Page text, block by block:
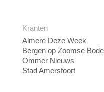
Kranten
Almere Deze Week
Bergen op Zoomse Bode
Ommer Nieuws
Stad Amersfoort